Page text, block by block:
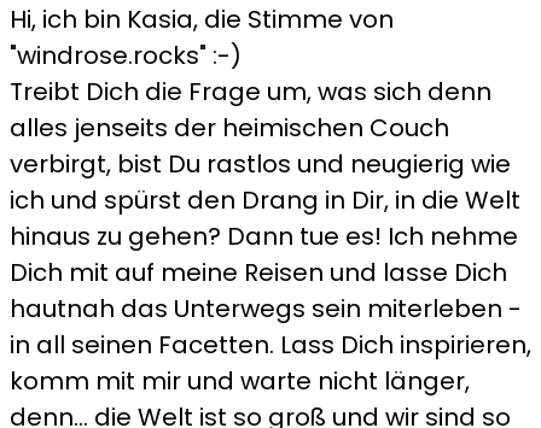
Hi, ich bin Kasia, die Stimme von
"windrose.rocks" :-)
Treibt Dich die Frage um, was sich denn
alles jenseits der heimischen Couch
verbirgt, bist Du rastlos und neugierig wie
ich und spürst den Drang in Dir, in die Welt
hinaus zu gehen? Dann tue es! Ich nehme
Dich mit auf meine Reisen und lasse Dich
hautnah das Unterwegs sein miterleben -
in all seinen Facetten. Lass Dich inspirieren,
komm mit mir und warte nicht länger,
denn... die Welt ist so groß und wir sind so